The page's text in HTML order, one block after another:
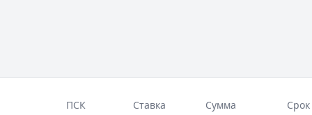
ПСК Ставка Сумма Срок